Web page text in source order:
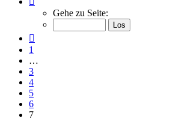
von
Gehe zu Seite:
1
…
3
4
5
6
7